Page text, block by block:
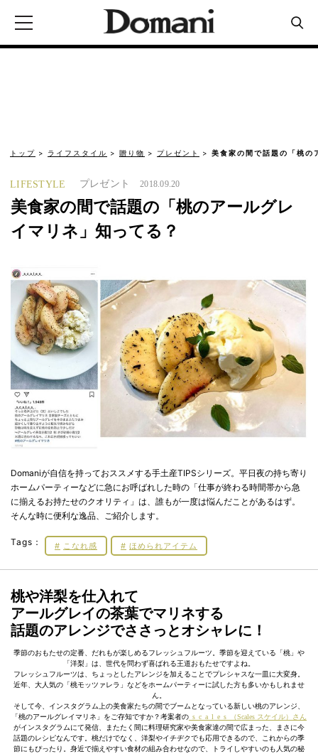
トップ ライフスタイル 贈り物 プレゼント 美食家の間で話題の「桃の
LIFESTYLE プレゼント 2018.09.20
美食家の間で話題の「桃のアールグレ
イマリネ」知ってる？
Domaniが自信を持っておススメする手土産TIPSシリーズ。平日夜の持ち寄り
ホームパーティーなどに急にお呼ばれした時の「仕事が終わる時間帯から急
に揃えるお持たせのクオリティ」は、誰もが一度は悩んだことがあるはず。
そんな時に便利な逸品、ご紹介します。
Tags： こなれ感 ほめられアイテム
桃や洋梨を仕入れて
アールグレイの茶葉でマリネする
話題のアレンジでささっとオシャレに！
季節のおもたせの定番、だれもが楽しめるフレッシュフルーツ。季節を迎えている「桃」や
「洋梨」は、世代を問わず喜ばれる王道おもたせですよね。
フレッシュフルーツは、ちょっとしたアレンジを加えることでプレシャスな一皿に大変身。
近年、大人気の「桃モッツァレラ」などをホームパーティーに試した方も多いかもしれませ
ん。
そして今、インスタグラム上の美食家たちの間でブームとなっている新しい桃のアレンジ、
「桃のアールグレイマリネ」をご存知ですか？考案者の _s_c_a_l_e_s_（Scales スケイル）さん
がインスタグラムにて発信、またたく間に料理研究家や美食家達の間で広まった、まさに今
話題のレシピなんです。桃だけでなく、洋梨やイチヂクでも応用できるので、これからの季
節にもぴったり。身近で揃えやすい食材の組み合わせなので、トライしやすいのも人気の秘